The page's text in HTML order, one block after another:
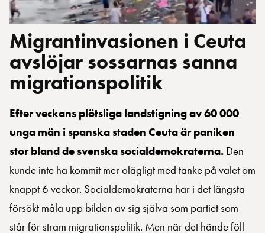
Migrantinvasionen i Ceuta
avslöjar sossarnas sanna
migrationspolitik
Efter veckans plötsliga landstigning av 60 000
unga män i spanska staden Ceuta är paniken
stor bland de svenska socialdemokraterna. Den
kunde inte ha kommit mer olägligt med tanke på valet om
knappt 6 veckor. Socialdemokraterna har i det längsta
försökt måla upp bilden av sig själva som partiet som
står för stram migrationspolitik. Men när det hände föll